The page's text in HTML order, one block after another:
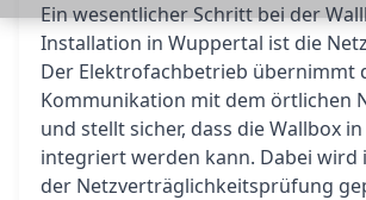
Ein wesentlicher Schritt bei der
Installation in Wuppertal ist die
Der Elektrofachbetrieb übernimmt
Kommunikation mit dem örtlichen
und stellt sicher, dass die Wallbox
integriert werden kann. Dabei wird
der Netzverträglichkeitsprüfung